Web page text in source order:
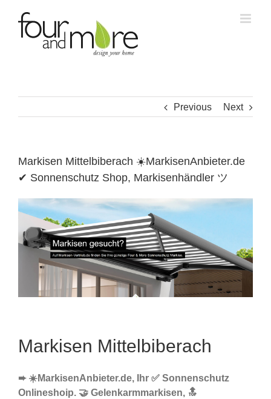
content
Previous Next
Markisen Mittelbiberach ☀️MarkisenAnbieter.de
✔ Sonnenschutz Shop, Markisenhändler ツ
Markisen Mittelbiberach
➨ ☀️MarkisenAnbieter.de, Ihr ✅ Sonnenschutz
Onlineshoip. 🤝 Gelenkarmmarkisen, 🔝